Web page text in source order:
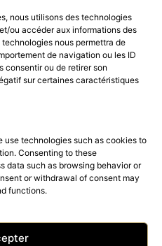
nous utilisons des technologies
ou accéder aux informations des
nous permettra de
de navigation ou les ID
consentir ou de retirer son
sur certaines caractéristiques
use technologies such as cookies to
Consenting to these
data such as browsing behavior or
or withdrawal of consent may
functions.
coiffure et